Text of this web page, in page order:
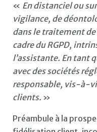
« En distanciel ou
vigilance, de
dans le traitement
cadre du RGPD,
l’assistante. En tant
avec des sociétés
responsable, vis-à-
clients. »
Préambule à la